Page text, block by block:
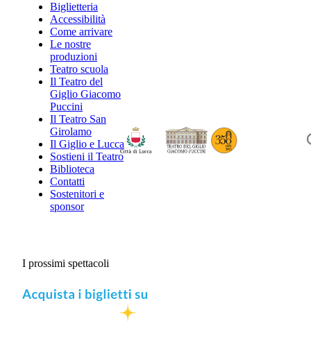
Biglietteria
Accessibilità
Come arrivare
Le nostre
produzioni
Teatro scuola
Il Teatro del
Giglio Giacomo
Puccini
Il Teatro San
Girolamo
Il Giglio e Lucca
Sostieni il Teatro
Biblioteca
Contatti
Sostenitori e
sponsor
I prossimi spettacoli